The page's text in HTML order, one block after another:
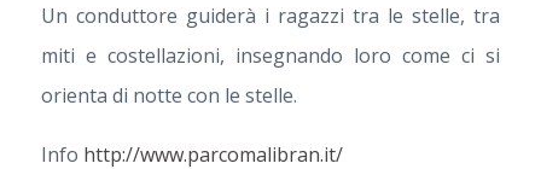
Un conduttore guiderà i ragazzi tra le stelle, tra
miti e costellazioni, insegnando loro come ci si
orienta di notte con le stelle.
Info http://www.parcomalibran.it/